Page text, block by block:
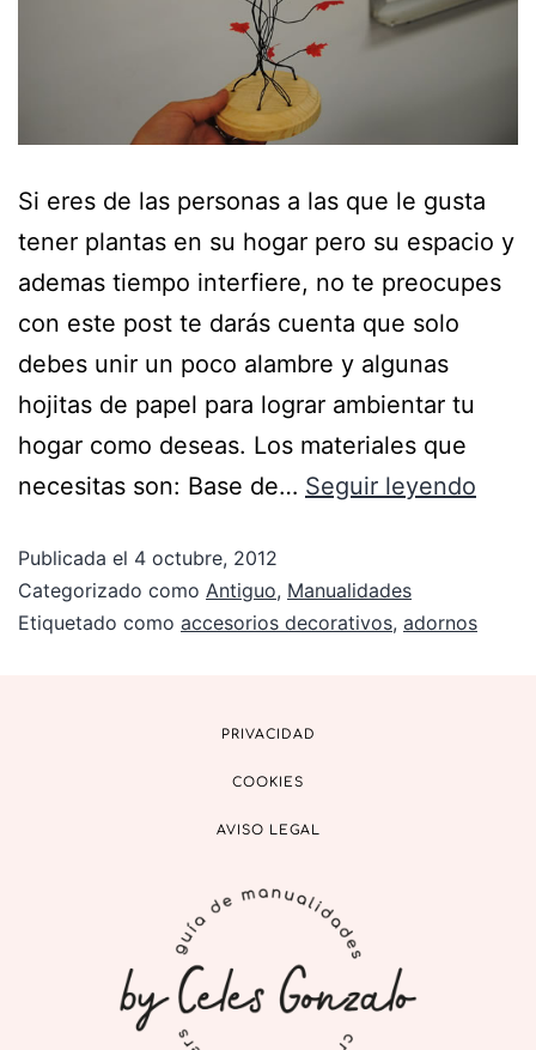
Si eres de las personas a las que le gusta
tener plantas en su hogar pero su espacio y
ademas tiempo interfiere, no te preocupes
con este post te darás cuenta que solo
debes unir un poco alambre y algunas
hojitas de papel para lograr ambientar tu
hogar como deseas. Los materiales que
necesitas son: Base de… Seguir leyendo
Publicada el 4 octubre, 2012
Categorizado como Antiguo, Manualidades
Etiquetado como accesorios decorativos, adornos
PRIVACIDAD
COOKIES
AVISO LEGAL